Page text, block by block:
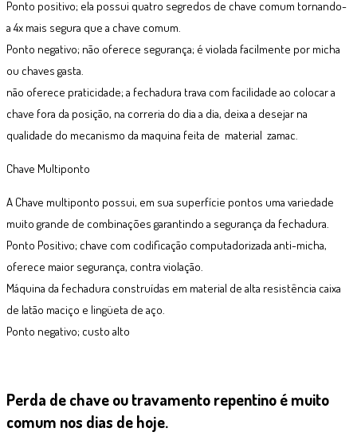
Ponto positivo; ela possui quatro segredos de chave comum tornando-
a 4x mais segura que a chave comum.
Ponto negativo; não oferece segurança; é violada facilmente por micha
ou chaves gasta.
não oferece praticidade; a fechadura trava com facilidade ao colocar a
chave fora da posição, na correria do dia a dia, deixa a desejar na
qualidade do mecanismo da maquina feita de material zamac.
Chave Multiponto
A Chave multiponto possui, em sua superfície pontos uma variedade
muito grande de combinações garantindo a segurança da fechadura.
Ponto Positivo; chave com codificação computadorizada anti-micha,
oferece maior segurança, contra violação.
Máquina da fechadura construídas em material de alta resistência caixa
de latão maciço e lingüeta de aço.
Ponto negativo; custo alto
Perda de chave ou travamento repentino é muito
comum nos dias de hoje.